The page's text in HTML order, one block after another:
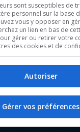
sont susceptibles de
personnel sur la base
vous y opposer en
un lien en bas de
gérer ou retirer votre
des cookies et de
Autoriser
Gérer vos préférences